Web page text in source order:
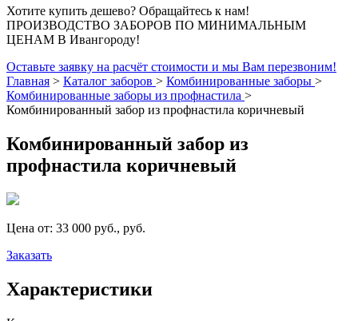
Хотите купить дешево? Обращайтесь к нам!
ПРОИЗВОДСТВО ЗАБОРОВ ПО МИНИМАЛЬНЫМ
ЦЕНАМ В Ивангороду!
Оставьте заявку на расчёт стоимости и мы Вам перезвоним!
Главная > Каталог заборов > Комбинированные заборы >
Комбинированные заборы из профнастила >
Комбинированный забор из профнастила коричневый
Комбинированный забор из
профнастила коричневый
Цена от: 33 000 руб., руб.
Заказать
Характеристики